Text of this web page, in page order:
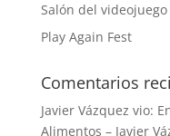
Salón del
Play Again Fest
Comentarios
Javier Vázquez vio:
Alimentos – Javier